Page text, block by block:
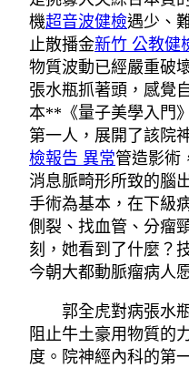
機超音波健檢遇少、
止散播金新竹 公教健
物質波動已經嚴重破
張水瓶抓著頭，感覺
本**《量子美學入門
第一人，展開了該院
檢報告 異常管造影術
消息脈畸形所致的腦
手術為基本，在下級
側裂、找血管、分瘤
刻，她看到了什麼？
今朝大都動脈瘤病人
郭全虎對病張水
阻止牛土豪用物質的
度。院神經內科的第